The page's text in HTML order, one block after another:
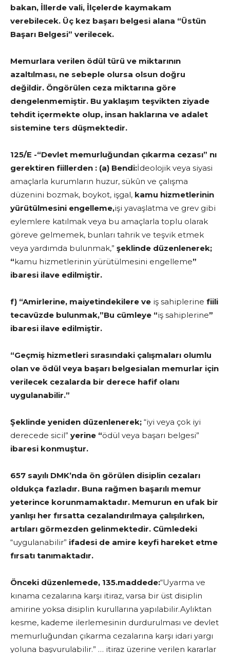
bakan, İllerde vali, İlçelerde kaymakam
verebilecek. Üç kez başarı belgesi alana “Üstün
Başarı Belgesi” verilecek.
Memurlara verilen ödül türü ve miktarının
azaltılması, ne sebeple olursa olsun doğru
değildir. Öngörülen ceza miktarına göre
dengelenmemiştir. Bu yaklaşım teşvikten ziyade
tehdit içermekte olup, insan haklarına ve adalet
sistemine ters düşmektedir.
125/E -“Devlet memurluğundan çıkarma cezası” nı
gerektiren fiillerden : (a) Bendi:İdeolojik veya siyasi
amaçlarla kurumların huzur, sükûn ve çalışma
düzenini bozmak, boykot, işgal, kamu hizmetlerinin
yürütülmesini engelleme,işi yavaşlatma ve grev gibi
eylemlere katılmak veya bu amaçlarla toplu olarak
göreve gelmemek, bunları tahrik ve teşvik etmek
veya yardımda bulunmak,” şeklinde düzenlenerek;
“kamu hizmetlerinin yürütülmesini engelleme”
ibaresi ilave edilmiştir.
f) “Amirlerine, maiyetindekilere ve iş sahiplerine fiili
tecavüzde bulunmak,”Bu cümleye “iş sahiplerine”
ibaresi ilave edilmiştir.
“Geçmiş hizmetleri sırasındaki çalışmaları olumlu
olan ve ödül veya başarı belgesialan memurlar için
verilecek cezalarda bir derece hafif olanı
uygulanabilir.”
Şeklinde yeniden düzenlenerek; “iyi veya çok iyi
derecede sicil” yerine “ödül veya başarı belgesi”
ibaresi konmuştur.
657 sayılı DMK’nda ön görülen disiplin cezaları
oldukça fazladır. Buna rağmen başarılı memur
yeterince korunmamaktadır. Memurun en ufak bir
yanlışı her fırsatta cezalandırılmaya çalışılırken,
artıları görmezden gelinmektedir. Cümledeki
“uygulanabilir” ifadesi de amire keyfi hareket etme
fırsatı tanımaktadır.
Önceki düzenlemede, 135.maddede:“Uyarma ve
kınama cezalarına karşı itiraz, varsa bir üst disiplin
amirine yoksa disiplin kurullarına yapılabilir.Aylıktan
kesme, kademe ilerlemesinin durdurulması ve devlet
memurluğundan çıkarma cezalarına karşı idari yargı
yoluna başvurulabilir.” … itiraz üzerine verilen kararlar